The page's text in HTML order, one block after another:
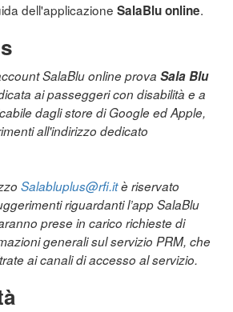
dell'applicazione SalaBlu online.
SalaBlu online prova Sala Blu
ai passeggeri con disabilità e a
dagli store di Google ed Apple,
all'indirizzo dedicato
Salabluplus@rfi.itè riservato
riguardanti l’app SalaBlu
prese in carico richieste di
generali sul servizio PRM, che
ai canali di accesso al servizio.